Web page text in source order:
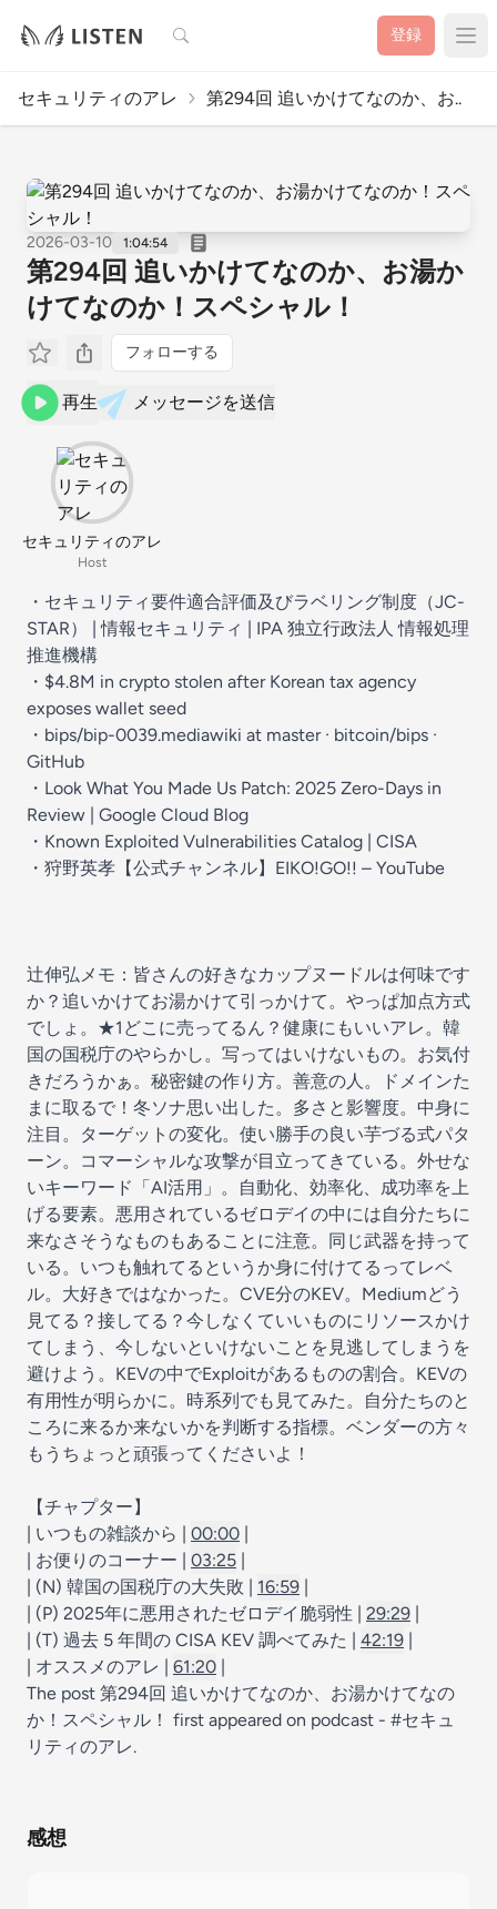
検索 登録
セキュリティのアレ 第294回 追いかけてなのか、お..
2026-03-10 1:04:54
第294回 追いかけてなのか、お湯か
けてなのか！スペシャル！
フォローする
再生 メッセージを送信
セキュリティのアレ
Host
・ セキュリティ要件適合評価及びラベリング制度（JC-
STAR） | 情報セキュリティ | IPA 独立行政法人 情報処理
推進機構
・ $4.8M in crypto stolen after Korean tax agency
exposes wallet seed
・ bips/bip-0039.mediawiki at master · bitcoin/bips ·
GitHub
・ Look What You Made Us Patch: 2025 Zero-Days in
Review | Google Cloud Blog
・ Known Exploited Vulnerabilities Catalog | CISA
・ 狩野英孝【公式チャンネル】EIKO!GO!! – YouTube
辻伸弘メモ：皆さんの好きなカップヌードルは何味です
か？追いかけてお湯かけて引っかけて。やっぱ加点方式
でしょ。★1どこに売ってるん？健康にもいいアレ。韓
国の国税庁のやらかし。写ってはいけないもの。お気付
きだろうかぁ。秘密鍵の作り方。善意の人。ドメインた
まに取るで！冬ソナ思い出した。多さと影響度。中身に
注目。ターゲットの変化。使い勝手の良い芋づる式パタ
ーン。コマーシャルな攻撃が目立ってきている。外せな
いキーワード「AI活用」。自動化、効率化、成功率を上
げる要素。悪用されているゼロデイの中には自分たちに
来なさそうなものもあることに注意。同じ武器を持って
いる。いつも触れてるというか身に付けてるってレベ
ル。大好きではなかった。CVE分のKEV。Mediumどう
見てる？接してる？今しなくていいものにリソースかけ
てしまう、今しないといけないことを見逃してしまうを
避けよう。KEVの中でExploitがあるものの割合。KEVの
有用性が明らかに。時系列でも見てみた。自分たちのと
ころに来るか来ないかを判断する指標。ベンダーの方々
もうちょっと頑張ってくださいよ！
【チャプター】
| いつもの雑談から | 00:00 |
| お便りのコーナー | 03:25 |
| (N) 韓国の国税庁の大失敗 | 16:59 |
| (P) 2025年に悪用されたゼロデイ脆弱性 | 29:29 |
| (T) 過去 5 年間の CISA KEV 調べてみた | 42:19 |
| オススメのアレ | 61:20 |
The post 第294回 追いかけてなのか、お湯かけてなの
か！スペシャル！ first appeared on podcast - #セキュ
リティのアレ.
感想